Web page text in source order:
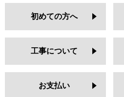
初めての方へ
工事について
お支払い